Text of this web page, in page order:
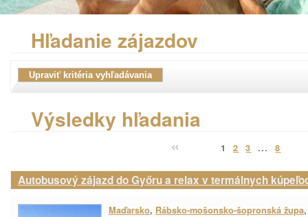
Hľadanie zájazdov
Výsledky hľadania
1 2 3 ...8
Autobusový zájazd do Győru a relax v termálnych
Maďarsko, Rábsko-mošonsko-šopronská župa